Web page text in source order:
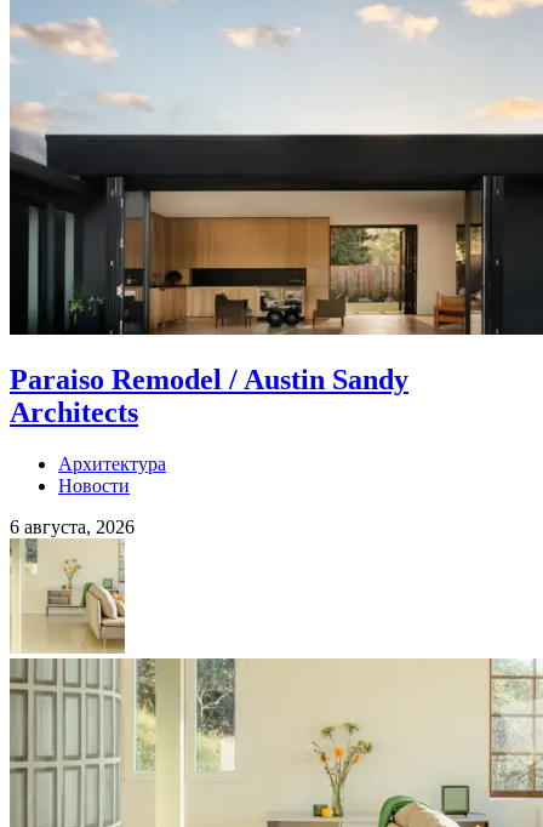
Paraiso Remodel / Austin Sandy
Architects
Архитектура
Новости
6 августа, 2026